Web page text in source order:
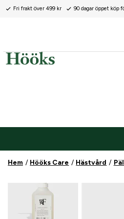
Fri frakt över 499 kr 90 dagar öppet köp
Hem Hööks Care Hästvård